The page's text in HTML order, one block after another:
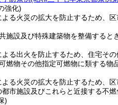
強化)
る火災の拡大を防止するため、
施設及び特殊建築物を整備すると
る出火を防止するため、住宅そ
燃物その他指定可燃物に類する物
る火災の拡大を防止するため、
市施設及びこれらと近接する不
)